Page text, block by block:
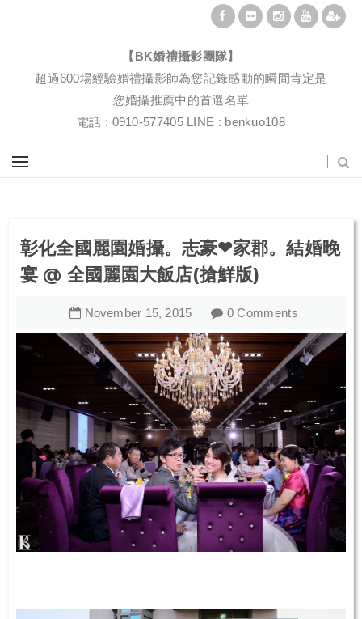
【BK婚禮攝影團隊】
超過600場經驗婚禮攝影師為您記錄感動的瞬間肯定是
您婚攝推薦中的首選名單
電話 : 0910-577405 LINE : benkuo108
彰化全國麗園婚攝。志豪❤家郡。結婚晚
宴 @ 全國麗園大飯店(搶鮮版)
November 15, 2015 0 Comments